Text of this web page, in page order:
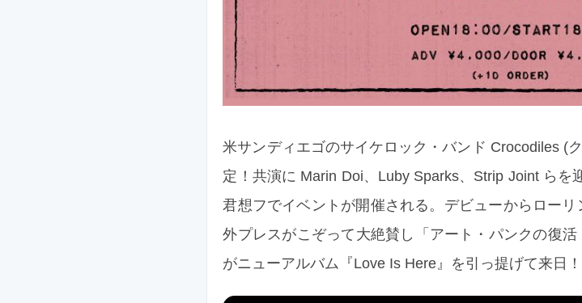
米サンディエゴのサイケロック・バンド Crocodiles (
定！共演に Marin Doi、Luby Sparks、Strip Joint らを
君想フでイベントが開催される。デビューからロー
外プレスがこぞって大絶賛し「アート・パンクの復
がニューアルバム『Love Is Here』を引っ提げて来日！